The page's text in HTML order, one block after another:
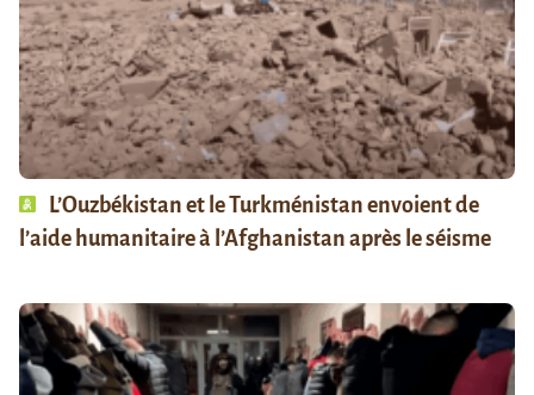
L’Ouzbékistan et le Turkménistan envoient de
l’aide humanitaire à l’Afghanistan après le séisme